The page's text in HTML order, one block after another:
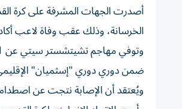
أصدرت الجهات المشرفة على كرة
الخرسانة، وذلك عقب وفاة لاعب
ضمن دوري دوري "إسثميان"
ويُعتقد أن الإصابة نتجت عن